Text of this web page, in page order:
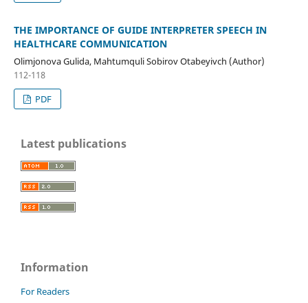
THE IMPORTANCE OF GUIDE INTERPRETER SPEECH IN
HEALTHCARE COMMUNICATION
Olimjonova Gulida, Mahtumquli Sobirov Otabeyivch (Author)
112-118
PDF
Latest publications
Information
For Readers